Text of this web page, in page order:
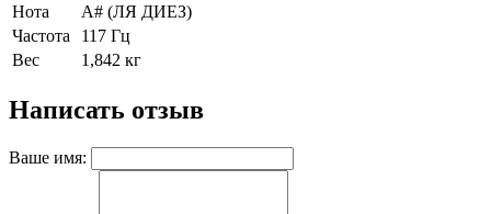
Нота
А# (ЛЯ ДИЕЗ)
Частота
117 Гц
Вес
1,842 кг
Написать отзыв
Ваше имя: